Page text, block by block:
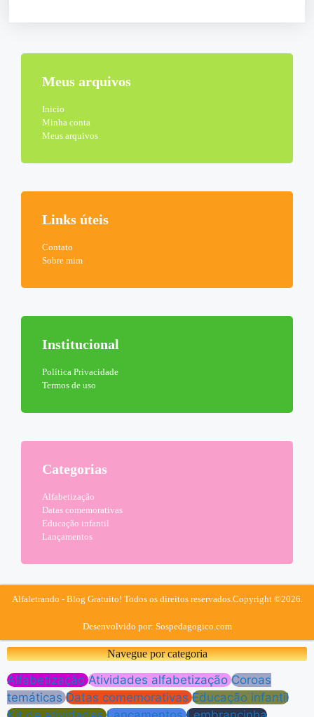
Meus arquivos
Inicio
Minha conta
Meus arquivos
Links úteis
Contato
Sobre mim
Institucional
Política Privacidade
Termos de uso
Categorias
Alfabetização
Datas comemorativas
Educação infantil
Lançamentos
Alfaletrando - Blog Gratuito! Todos os direitos reservados.Copyright ©2026.
Desenvolvido por: Sospedagogico.com
Navegue por categoria
Alfabetização Atividades alfabetização Coroas
temáticas Datas comemorativas Educação infantil